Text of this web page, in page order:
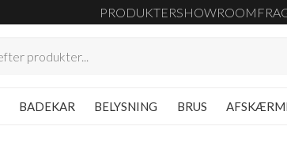
PRODUKTERSHOWROOM
BADEKAR BELYSNING BRUS